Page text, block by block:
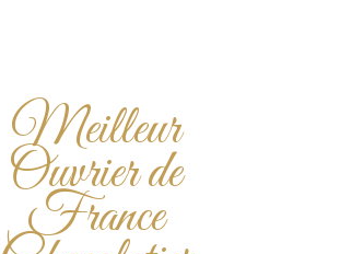
Meilleur
Ouvrier de
France